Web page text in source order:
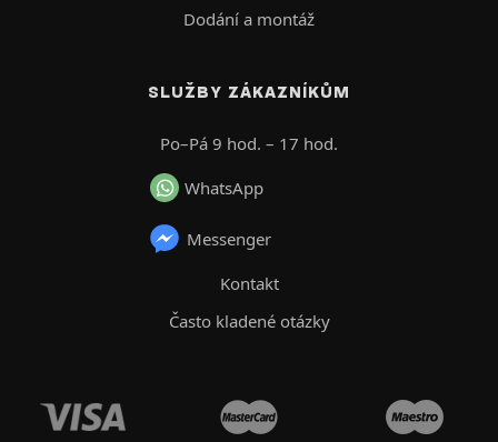
Dodání a montáž
SLUŽBY ZÁKAZNÍKŮM
Po–Pá 9 hod. – 17 hod.
WhatsApp
Messenger
Kontakt
Často kladené otázky